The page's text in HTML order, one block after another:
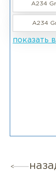
A234
A234
показать